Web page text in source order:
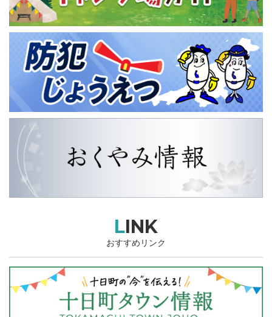
LINK
おすすめリンク